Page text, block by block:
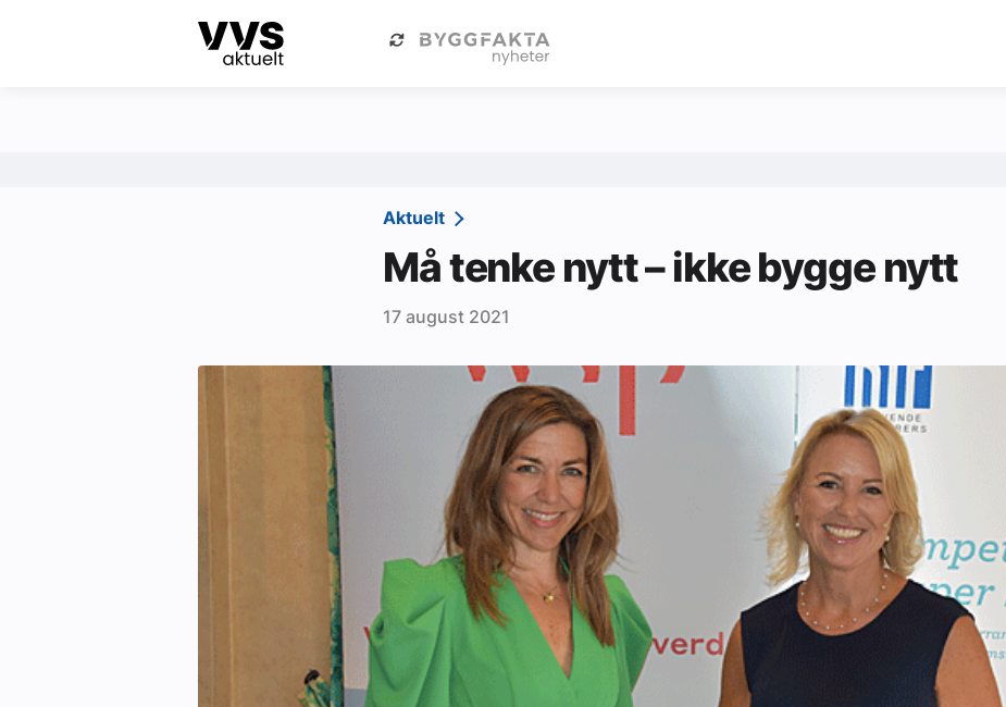
Kategorier Om VVS Aktuelt eBlad
Vann og avløp
Aktuelle prosjekter
Om VVS Aktuelt
Abonner på fagbladet Byggfakta Nyheter
Annonsere i VVS Aktuelt
Aktuelt
Må tenke nytt – ikke bygge nytt
17 august 2021